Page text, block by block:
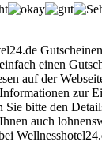
einen
auf der
zur
Sie bitte den
auch